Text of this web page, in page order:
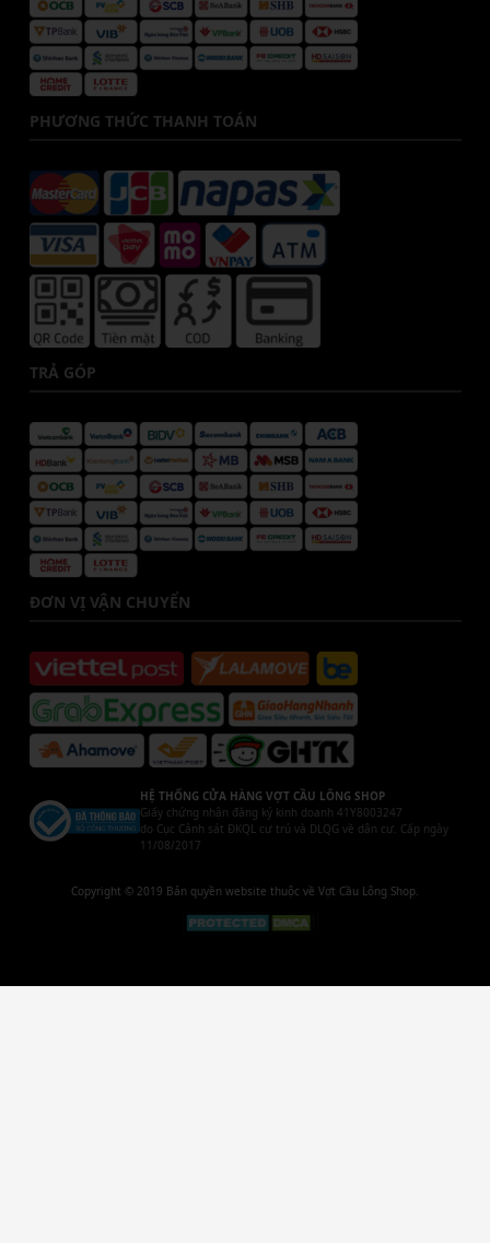
PHƯƠNG THỨC THANH TOÁN
TRẢ GÓP
ĐƠN VỊ VẬN CHUYỂN
HỆ THỐNG CỬA HÀNG VỢT CẦU LÔNG SHOP
Giấy chứng nhận đăng ký kinh doanh 41Y8003247
do Cục Cảnh sát ĐKQL cư trú và DLQG về dân cư. Cấp ngày
11/08/2017
Copyright © 2019 Bản quyền website thuộc về Vợt Cầu Lông Shop.